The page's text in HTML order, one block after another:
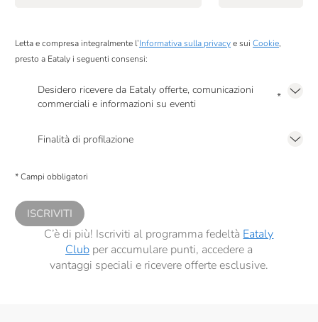
Letta e compresa integralmente l’Informativa sulla privacye sui Cookie,
presto a Eataly i seguenti consensi:
Desidero ricevere da Eataly offerte, comunicazioni
commerciali e informazioni su eventi
*
Finalità di profilazione
comunicazioni commerciali personalizzate, in caso di consenso prestato ai
* Campi obbligatori
ISCRIVITI
C’è di più! Iscriviti al programma fedeltà Eataly
Clubper accumulare punti, accedere a
vantaggi speciali e ricevere offerte esclusive.